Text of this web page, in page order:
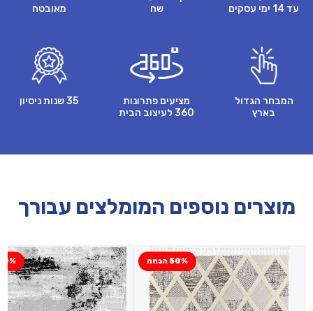
עד 14 ימי עסקים
שח
מאובטח
המבחר הגדול
בארץ
מציעים פתרונות
360 לעיצוב הבית
35 שנות ניסיון
מוצרים נוספים המומלצים עבורך
50% הנחה 50%